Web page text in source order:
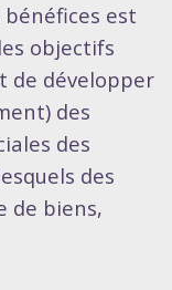
est
objectifs
de développer
des
des
des
de biens,